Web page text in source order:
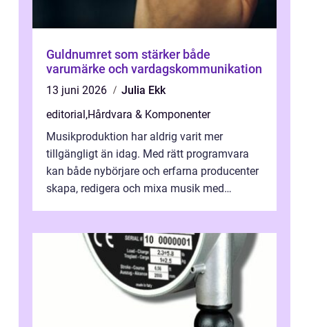
Guldnumret som stärker både
varumärke och vardagskommunikation
13 juni 2026
Julia Ekk
editorial,Hårdvara & Komponenter
Musikproduktion har aldrig varit mer
tillgängligt än idag. Med rätt programvara
kan både nybörjare och erfarna producenter
skapa, redigera och mixa musik med